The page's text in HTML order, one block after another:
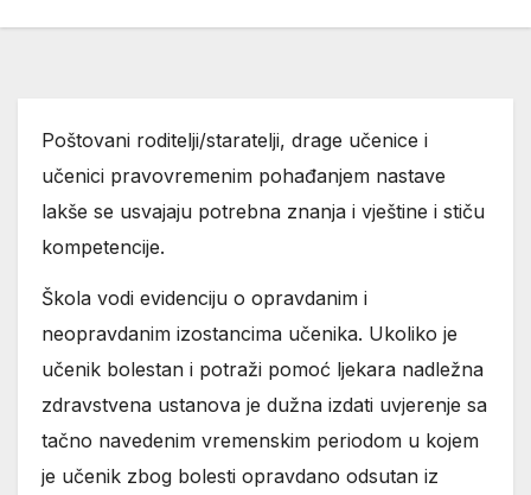
Poštovani roditelji/staratelji, drage učenice i
učenici pravovremenim pohađanjem nastave
lakše se usvajaju potrebna znanja i vještine i stiču
kompetencije.
Škola vodi evidenciju o opravdanim i
neopravdanim izostancima učenika. Ukoliko je
učenik bolestan i potraži pomoć ljekara nadležna
zdravstvena ustanova je dužna izdati uvjerenje sa
tačno navedenim vremenskim periodom u kojem
je učenik zbog bolesti opravdano odsutan iz